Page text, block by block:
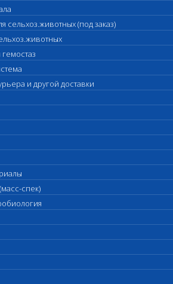
сельхоз.животных (под заказ)
и другой доставки
спек)